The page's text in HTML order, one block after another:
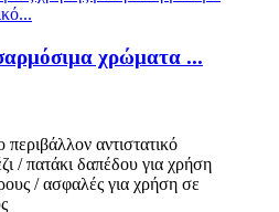
χρώματα ...